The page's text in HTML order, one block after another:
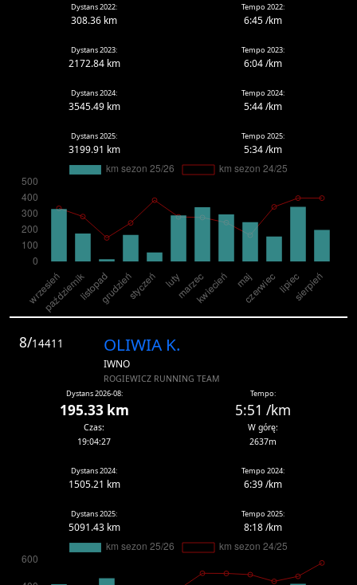
Dystans 2022:
308.36 km
Tempo 2022:
6:45 /km
Dystans 2023:
2172.84 km
Tempo 2023:
6:04 /km
Dystans 2024:
3545.49 km
Tempo 2024:
5:44 /km
Dystans 2025:
3199.91 km
Tempo 2025:
5:34 /km
8/14411 OLIWIA K.
IWNO
ROGIEWICZ RUNNING TEAM
Dystans 2026-08:
195.33 km
Tempo:
5:51 /km
Czas:
19:04:27
W górę:
2637m
Dystans 2024:
1505.21 km
Tempo 2024:
6:39 /km
Dystans 2025:
5091.43 km
Tempo 2025:
8:18 /km